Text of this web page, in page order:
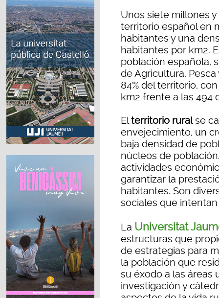
Unos siete millones
territorio español en
habitantes y una
habitantes por km2.
población española,
de Agricultura,
84% del territorio,
km2 frente a las 494
Elterritorio ruralse
envejecimiento, un
baja densidad de
núcleos de
actividades
garantizar la
habitantes. Son
sociales que
La Universitat
estructuras que
de estrategias para
la población que
su éxodo a las áreas
investigación y